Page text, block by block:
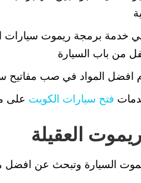
خدمة برمجة ريموت سيارات
من باب السيارة
افضل المواد في صب مفاتيح
فتح سيارات الكويت على
العقيلة
السيارة وتبحث عن افضل